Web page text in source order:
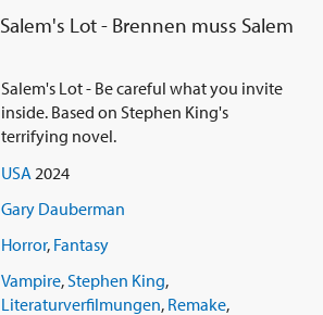
Salem's Lot - Brennen muss Salem
Salem's Lot - Be careful what you invite
inside. Based on Stephen King's
terrifying novel.
USA 2024
Gary Dauberman
Horror, Fantasy
Vampire,Stephen King,
Literaturverfilmungen, Remake,